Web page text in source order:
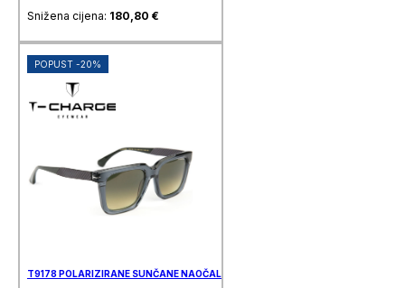
Snižena cijena: 180,80 €
POPUST -20%
T9178 POLARIZIRANE SUNČANE NAOČALE T-CHARGE